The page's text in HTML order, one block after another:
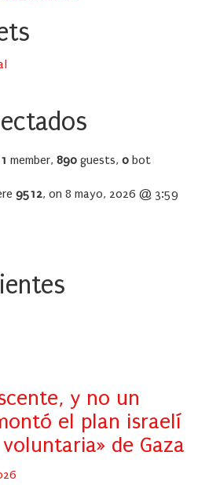
1 member, 890 guests, 0 bot
9512, on 8 mayo, 2026 @ 3:59
y no un
el plan israelí
de Gaza